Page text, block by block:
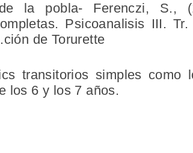
pobla- Ferenczi, S.,
Psicoanalisis III.
de Torurette
transitorios simples como
los 6 y los 7 años.